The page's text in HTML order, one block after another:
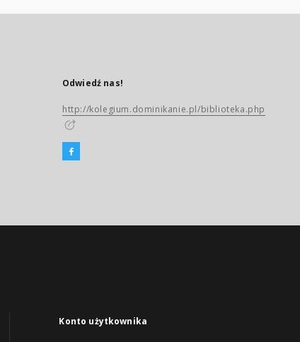
Odwiedź nas!
http://kolegium.dominikanie.pl/biblioteka.php
Konto użytkownika